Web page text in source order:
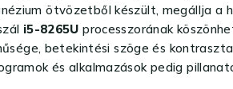
ötvözetből készült, megállja
i5-8265U processzorának
betekintési szöge és
és alkalmazások pedig